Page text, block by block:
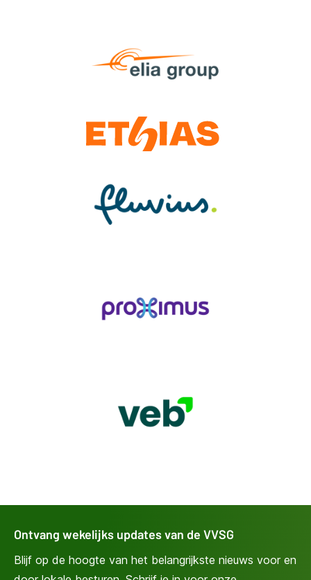
Ontvang wekelijks updates van de VVSG
Blijf op de hoogte van het belangrijkste nieuws voor en